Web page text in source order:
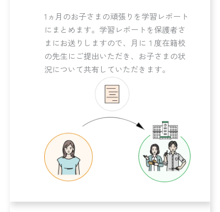
1ヵ月のお子さまの頑張りを学習レポート
にまとめます。学習レポートを保護者さ
まにお送りしますので、月に１度在籍校
の先生にご提出いただき、お子さまの状
況について共有していただきます。